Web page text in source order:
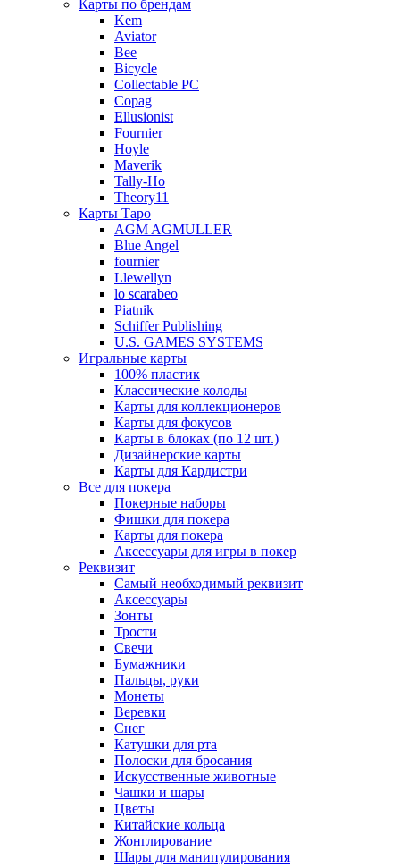
Карты по брендам
Kem
Aviator
Bee
Bicycle
Collectable PC
Copag
Ellusionist
Fournier
Hoyle
Maverik
Tally-Ho
Theory11
Карты Таро
AGM AGMULLER
Blue Angel
fournier
Llewellyn
lo scarabeo
Piatnik
Schiffer Publishing
U.S. GAMES SYSTEMS
Игральные карты
100% пластик
Классические колоды
Карты для коллекционеров
Карты для фокусов
Карты в блоках (по 12 шт.)
Дизайнерские карты
Карты для Кардистри
Все для покера
Покерные наборы
Фишки для покера
Карты для покера
Аксессуары для игры в покер
Реквизит
Самый необходимый реквизит
Аксессуары
Зонты
Трости
Свечи
Бумажники
Пальцы, руки
Монеты
Веревки
Снег
Катушки для рта
Полоски для бросания
Искусственные животные
Чашки и шары
Цветы
Китайские кольца
Жонглирование
Шары для манипулирования